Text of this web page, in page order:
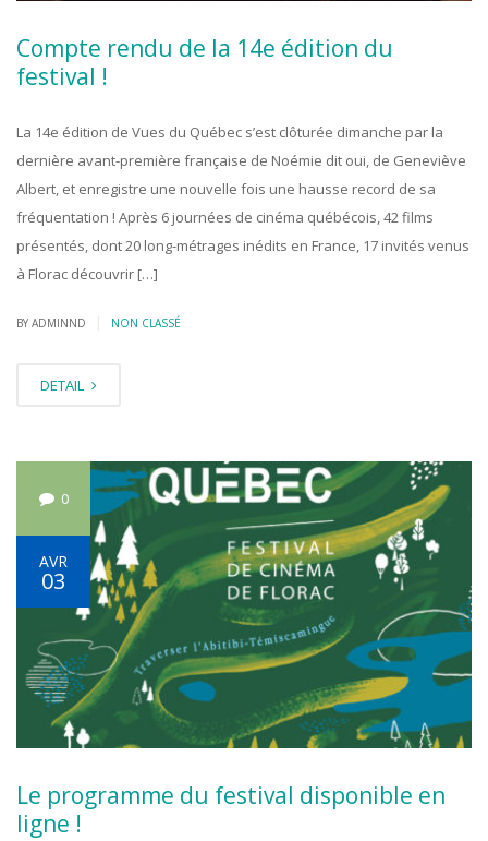
Compte rendu de la 14e édition du
festival !
La 14e édition de Vues du Québec s’est clôturée dimanche par la
dernière avant-première française de Noémie dit oui, de Geneviève
Albert, et enregistre une nouvelle fois une hausse record de sa
fréquentation ! Après 6 journées de cinéma québécois, 42 films
présentés, dont 20 long-métrages inédits en France, 17 invités venus
à Florac découvrir […]
BY ADMINND NON CLASSÉ
DETAIL
0
AVR
03
Le programme du festival disponible en
ligne !